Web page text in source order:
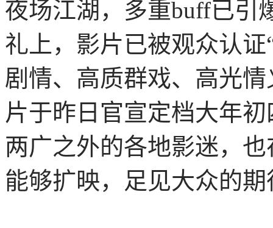
夜场江湖，多重buff已引
礼上，影片已被观众认
剧情、高质群戏、高光
片于昨日官宣定档大年
两广之外的各地影迷，
能够扩映，足见大众的期